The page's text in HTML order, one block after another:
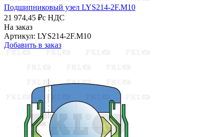
Подшипниковый узел LYS214-2F.M10
21 974,45 ₽с НДС
На заказ
Артикул: LYS214-2F.M10
Добавить в заказ